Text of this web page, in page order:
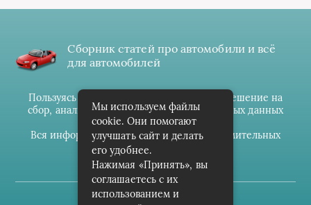
Сборник статей про автомобили и всё
для автомобилей
Пользуясь данным ресурсом вы даёте разрешение на
сбор, анализ и хранение своих персональных данных
согласноПравилам
Вся информация предоставлена в ознакомительных
целях.
(c) cpark-avto.ru
Мы используем файлы
cookie. Они помогают
улучшать сайт и делать
его удобнее.
Нажимая «Принять», вы
соглашаетесь с их
использованием и